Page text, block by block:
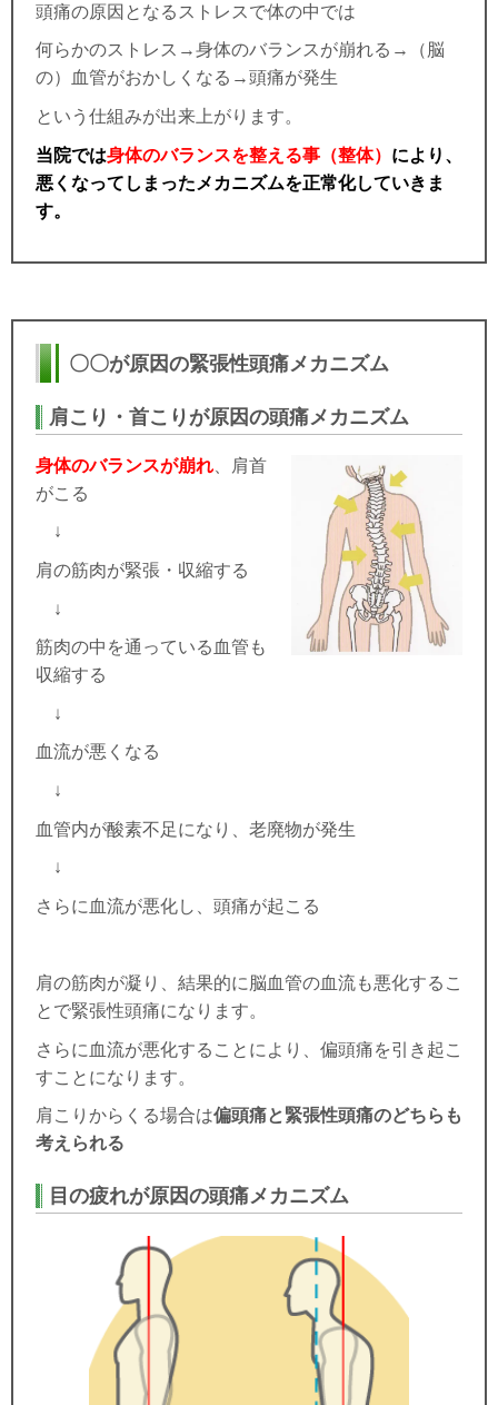
頭痛の原因となるストレスで体の中では
何らかのストレス→身体のバランスが崩れる→（脳
の）血管がおかしくなる→頭痛が発生
という仕組みが出来上がります。
当院では身体のバランスを整える事（整体） により、
悪くなってしまったメカニズムを正常化していきま
す。
〇〇が原因の緊張性頭痛メカニズム
肩こり・首こりが原因の頭痛メカニズム
身体のバランスが崩れ 、肩首
がこる
↓
肩の筋肉が緊張・収縮する
↓
筋肉の中を通っている血管も
収縮する
↓
血流が悪くなる
↓
血管内が酸素不足になり、老廃物が発生
↓
さらに血流が悪化し、頭痛が起こる
肩の筋肉が凝り、結果的に脳血管の血流も悪化するこ
とで緊張性頭痛になります。
さらに血流が悪化することにより、偏頭痛を引き起こ
すことになります。
肩こりからくる場合は偏頭痛と緊張性頭痛のどちらも
考えられる
目の疲れが原因の頭痛メカニズム